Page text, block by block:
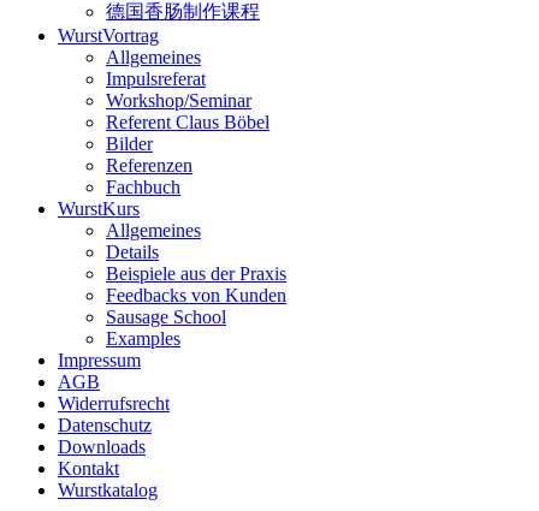
德国香肠制作课程
WurstVortrag
Allgemeines
Impulsreferat
Workshop/Seminar
Referent Claus Böbel
Bilder
Referenzen
Fachbuch
WurstKurs
Allgemeines
Details
Beispiele aus der Praxis
Feedbacks von Kunden
Sausage School
Examples
Impressum
AGB
Widerrufsrecht
Datenschutz
Downloads
Kontakt
Wurstkatalog